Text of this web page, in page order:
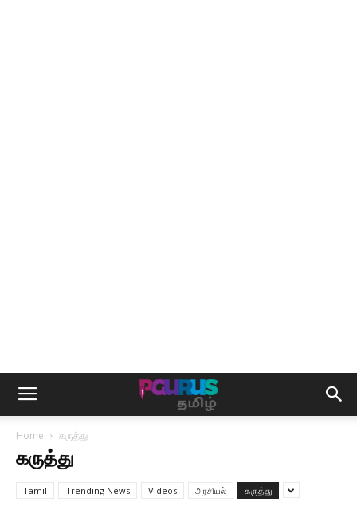
Home கருத்து
கருத்து
Tamil Trending News Videos அரசியல் கருத்து